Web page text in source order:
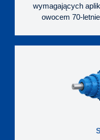
wymagających
owocem 70-
wykonanego z
precyzyjnie
wzmocnionym
długotrwałą pracę
Standardem